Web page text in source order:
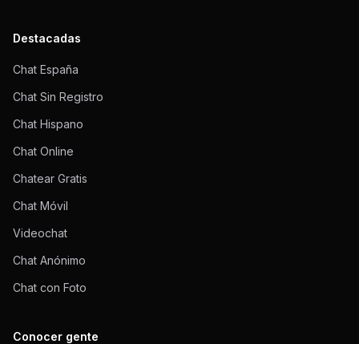
Destacadas
Chat España
Chat Sin Registro
Chat Hispano
Chat Online
Chatear Gratis
Chat Móvil
Videochat
Chat Anónimo
Chat con Foto
Conocer gente